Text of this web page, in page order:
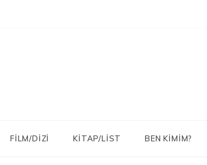
FILM/DIZI KITAP/LIST BEN KIMIM?